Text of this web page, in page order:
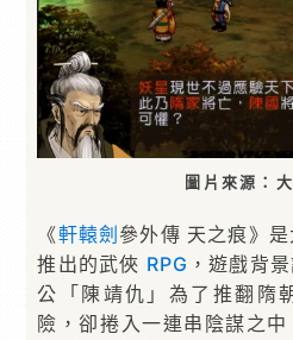
圖片來源：
《軒轅劍 參外傳 天之痕》
推出的武俠 RPG ，遊戲背
公「陳靖仇」為了推翻隋
險，卻捲入一連串陰謀之